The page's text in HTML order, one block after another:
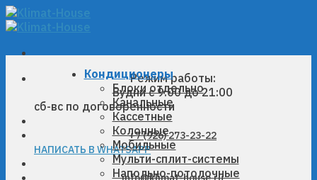
Skip
to
Режим работы:
Будни с 9:00 до 21:00
сб-вс по договоренности
+7 (926) 273-23-22
НАПИСАТЬ В WHATSAPP
Кондиционеры
Блоки отдельно
Канальные
Кассетные
Колонные
Мобильные
Мульти-сплит-системы
Напольно-потолочные